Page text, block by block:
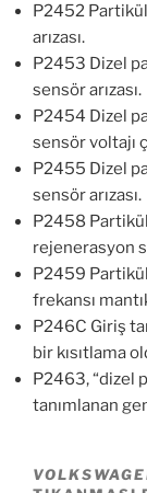
P2452
arızası.
P2453 Dizel
sensör arızası.
P2454 Dizel
sensör voltajı
P2455 Dizel
sensör arızası.
P2458
rejenerasyon
P2459
frekansı
P246C Giriş
bir kısıtlama
P2463, “dizel
tanımlanan